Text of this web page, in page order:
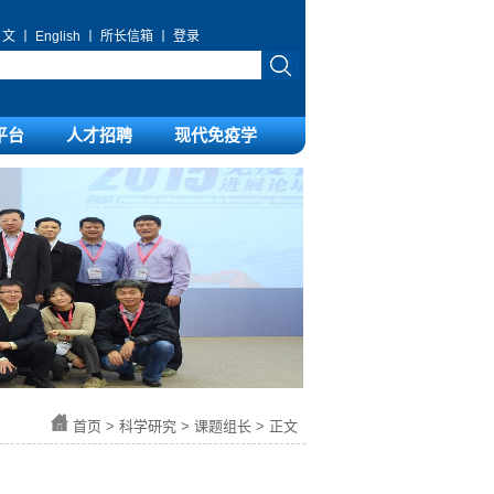
文 English 所长信箱 登录
台 人才招聘 现代免疫学
首页 > 科学研究 > 课题组长 > 正文